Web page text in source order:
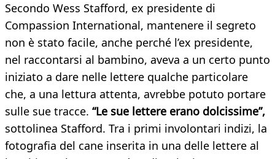
Secondo Wess Stafford, ex presidente di
Compassion International, mantenere il segreto
non è stato facile, anche perché l’ex presidente,
nel raccontarsi al bambino, aveva a un certo punto
iniziato a dare nelle lettere qualche particolare
che, a una lettura attenta, avrebbe potuto portare
sulle sue tracce. “Le sue lettere erano dolcissime”,
sottolinea Stafford. Tra i primi involontari indizi, la
fotografia del cane inserita in una delle lettere al